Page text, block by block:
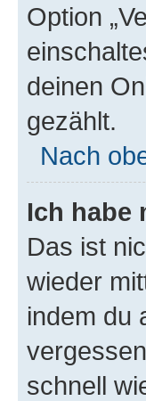
Option
deinen
gezählt.
Nach
Ich habe
Das ist
wieder
indem du
schnell